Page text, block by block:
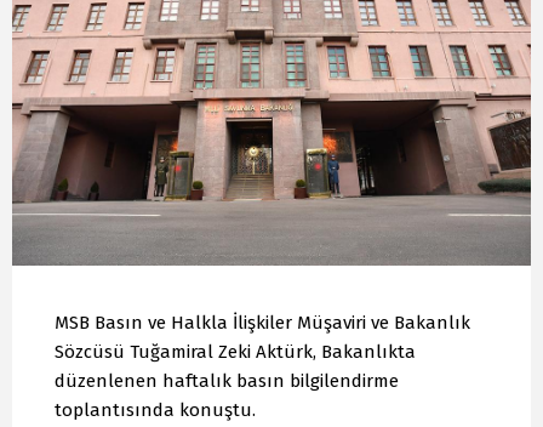
MSB Basın ve Halkla İlişkiler Müşaviri ve Bakanlık
Sözcüsü Tuğamiral Zeki Aktürk, Bakanlıkta
düzenlenen haftalık basın bilgilendirme
toplantısında konuştu.